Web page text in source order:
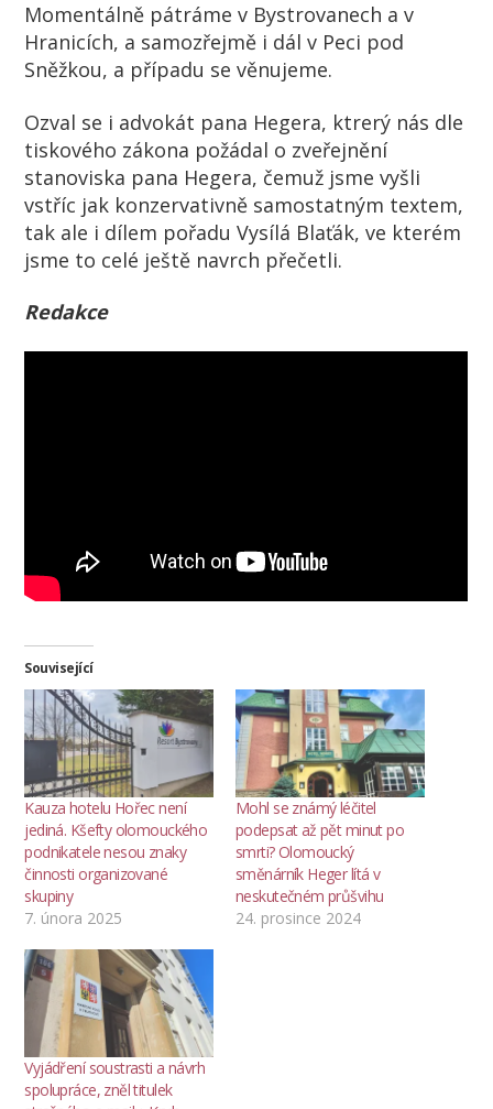
Momentálně pátráme v Bystrovanech a v
Hranicích, a samozřejmě i dál v Peci pod
Sněžkou, a případu se věnujeme.
Ozval se i advokát pana Hegera, ktrerý nás dle
tiskového zákona požádal o zveřejnění
stanoviska pana Hegera, čemuž jsme vyšli
vstříc jak konzervativně samostatným textem,
tak ale i dílem pořadu Vysílá Blaťák, ve kterém
jsme to celé ještě navrch přečetli.
Redakce
Související
Kauza hotelu Hořec není
jediná. Kšefty olomouckého
podnikatele nesou znaky
činnosti organizované
skupiny
7. února 2025
Mohl se známý léčitel
podepsat až pět minut po
smrti? Olomoucký
směnárník Heger lítá v
neskutečném průšvihu
24. prosince 2024
Vyjádření soustrasti a návrh
spolupráce, zněl titulek